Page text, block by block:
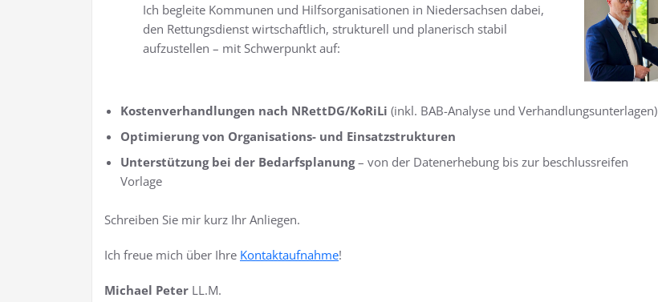
Ich begleite Kommunen und Hilfsorganisationen in Niedersachsen dabei,
den Rettungsdienst wirtschaftlich, strukturell und planerisch stabil
aufzustellen – mit Schwerpunkt auf:
Kostenverhandlungen nach NRettDG/KoRiLi (inkl. BAB-Analyse und Verhandlungsunterlagen)
Optimierung von Organisations- und Einsatzstrukturen
Unterstützung bei der Bedarfsplanung– von der Datenerhebung bis zur beschlussreifen
Vorlage
Schreiben Sie mir kurz Ihr Anliegen.
Ich freue mich über Ihre Kontaktaufnahme!
Michael Peter LL.M.